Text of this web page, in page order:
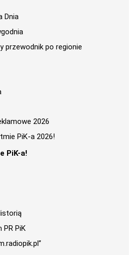
Dnia
przewodnik po regionie
2026
PiK-a 2026!
PiK-a!
PR PiK